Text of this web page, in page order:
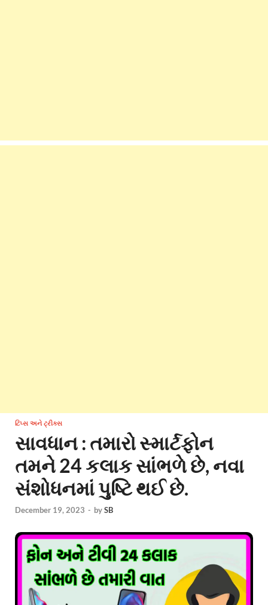
ટિપ્સ અને ટ્રીક્સ
સાવધાન : ​​તમારો સ્માર્ટફોન
તમને 24 કલાક સાંભળે છે, નવા
સંશોધનમાં પુષ્ટિ થઈ છે.
December 19, 2023 - bySB